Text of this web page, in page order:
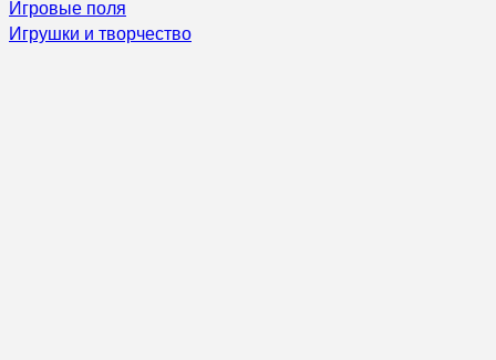
Игровые поля
Игрушки и творчество